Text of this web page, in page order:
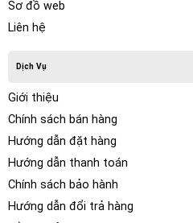
Sơ đồ web
Liên hệ
Dịch Vụ
Giới thiệu
Chính sách bán hàng
Hướng dẫn đặt hàng
Hướng dẫn thanh toán
Chính sách bảo hành
Hướng dẫn đổi trả hàng